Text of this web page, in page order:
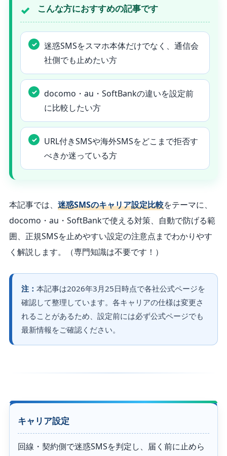
こんな方におすすめの記事です
迷惑SMSをスマホ本体だけでなく、通信会
社側でも止めたい方
docomo・au・SoftBankの違いを設定前
に比較したい方
URL付きSMSや海外SMSをどこまで拒否す
べきか迷っている方
本記事では、 迷惑SMSのキャリア設定比較をテーマに、
docomo・au・SoftBankで使える対策、自動で防げる範
囲、正規SMSを止めやすい設定の注意点までわかりやす
く解説します。
（専門知識は不要です！）
注： 本記事は2026年3月25日時点で各社公式ページを
確認して整理しています。各キャリアの仕様は変更さ
れることがあるため、設定前には必ず公式ページでも
最新情報をご確認ください。
キャリア設定
回線・契約側で迷惑SMSを判定し、届く前に止めら